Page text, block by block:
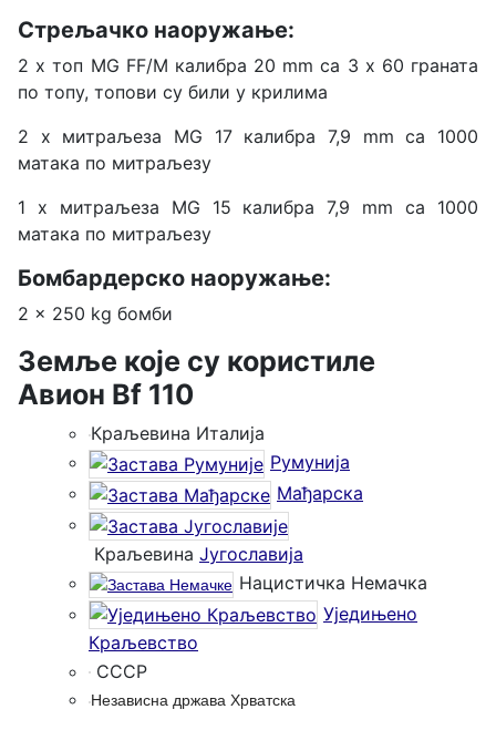
Стрељачко наоружање:
2 х топ MG FF/M калибра 20 mm са 3 х 60 граната
по топу, топови су били у крилима
2 x митраљеза MG 17 калибра 7,9 mm са 1000
матака по митраљезу
1 x митраљеза MG 15 калибра 7,9 mm са 1000
матака по митраљезу
Бомбардерско наоружање:
2 x 250 kg бомби
Земље које су користиле
Авион Bf 110
Краљевина Италија
Румунија
Мађарска
Краљевина Југославија
Нацистичка Немачка
Уједињено
Краљевство
СССР
Независна држава Хрватска